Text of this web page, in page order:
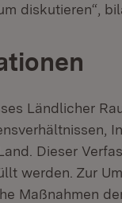
diskutieren“,
Ländlicher
Dieser
werden. Zur
Maßnahmen